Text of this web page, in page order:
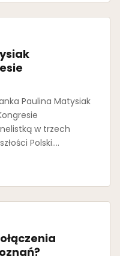
Paulina Matysiak
w trzech
Polski.…